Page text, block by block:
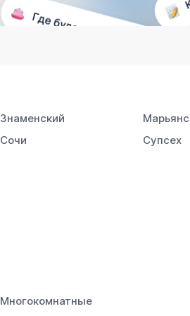
Знаменский
Сочи
Супсех
Многокомнатные